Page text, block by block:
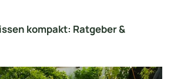
kompakt: Ratgeber &